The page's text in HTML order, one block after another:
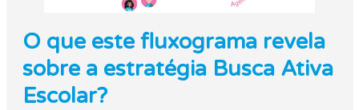
O que este fluxograma revela
sobre a estratégia Busca Ativa
Escolar?